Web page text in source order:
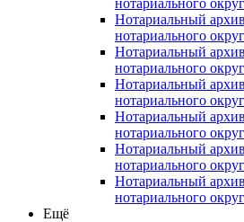
Нотариальный
нотариального
Нотариальный
нотариального
Нотариальный
нотариального
Нотариальный
нотариального
Нотариальный
нотариального
Нотариальный
нотариального
Ещё